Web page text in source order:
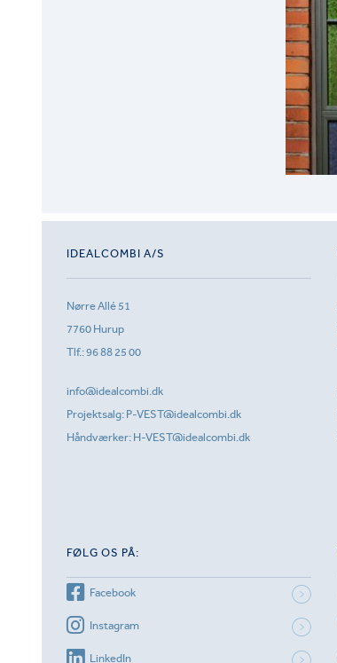
IDEALCOMBI A/S
Nørre Allé 51
7760 Hurup
Tlf.:96 88 25 00
info@idealcombi.dk
Projektsalg: P-VEST@idealcombi.dk
Håndværker: H-VEST@idealcombi.dk
FØLG OS PÅ:
Facebook
Instagram
LinkedIn